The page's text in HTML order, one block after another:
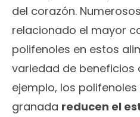
del corazón.
relacionado el mayor
polifenoles en estos
variedad de beneficios
ejemplo, los
granada reducen el